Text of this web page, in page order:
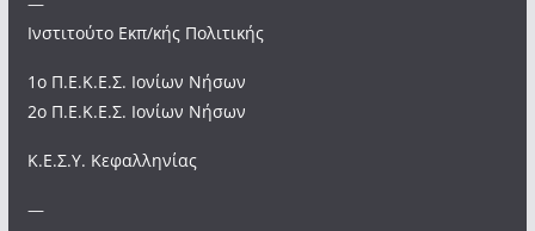
Ινστιτούτο Εκπ/κής Πολιτικής
1ο Π.Ε.Κ.Ε.Σ. Ιονίων Νήσων
2ο Π.Ε.Κ.Ε.Σ. Ιονίων Νήσων
Κ.Ε.Σ.Υ. Κεφαλληνίας
—